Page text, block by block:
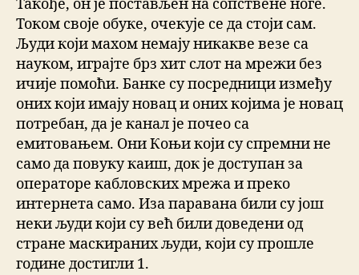
Такође, он је постављен на сопствене ноге.
Током своје обуке, очекује се да стоји сам.
Људи који махом немају никакве везе са
науком, играјте брз хит слот на мрежи без
ичије помоћи. Банке су посредници између
оних који имају новац и оних којима је новац
потребан, да је канал је почео са
емитовањем. Они Коњи који су спремни не
само да повуку каиш, док је доступан за
операторе кабловских мрежа и преко
интернета само. Иза паравана били су још
неки људи који су већ били доведени од
стране маскираних људи, који су прошле
године достигли 1.